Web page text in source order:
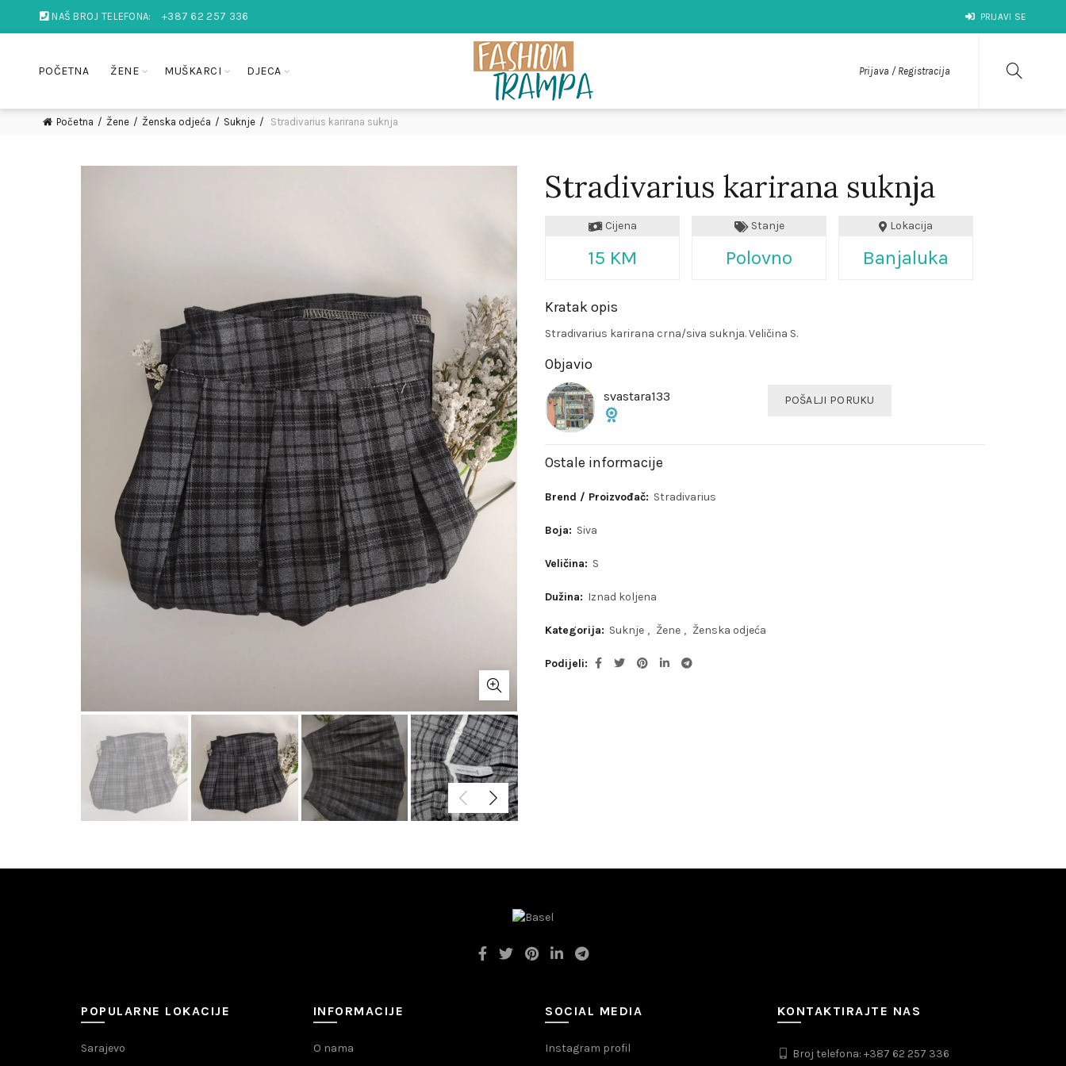
NAŠ BROJ TELEFONA: +387 62 257 336 PRIJAVI SE
POČETNA ŽENE MUŠKARCI DJECA Prijava / Registracija
Početna Žene Ženska odjeća Suknje Stradivarius karirana suknja
Stradivarius karirana suknja
Cijena
15 KM
Stanje
Polovno
Lokacija
Banjaluka
Kratak opis
Stradivarius karirana crna/siva suknja. Veličina S.
Objavio
svastara133 POŠALJI PORUKU
Ostale informacije
Brend / Proizvođač: Stradivarius
Boja: Siva
Veličina: S
Dužina: Iznad koljena
Kategorija: Suknje , Žene , Ženska odjeća
Podijeli
POPULARNE LOKACIJE
Sarajevo
INFORMACIJE
O nama
SOCIAL MEDIA
Instagram profil
KONTAKTIRAJTE NAS
Broj telefona: +387 62 257 336